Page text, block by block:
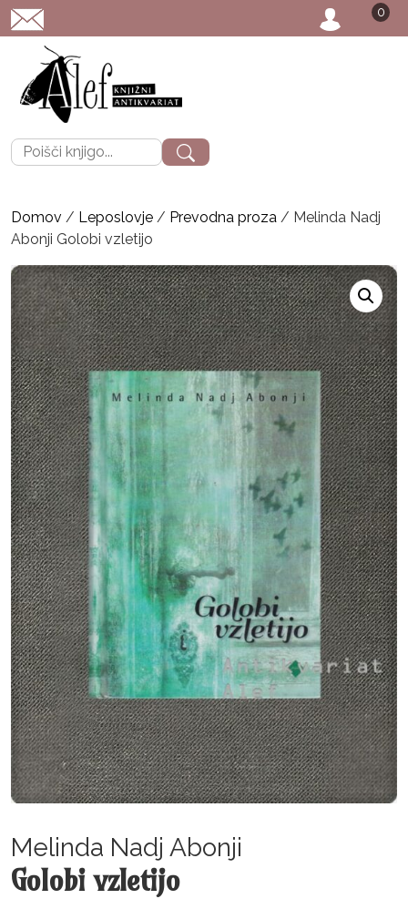
POŠTNINA:0
Išči:
Domov / Leposlovje / Prevodna proza / Melinda Nadj
Abonji Golobi vzletijo
Melinda Nadj Abonji
Golobi vzletijo